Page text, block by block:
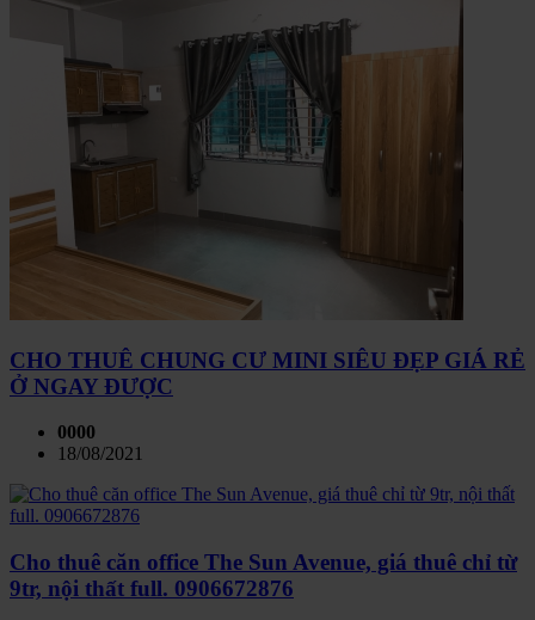
CHO THUÊ CHUNG CƯ MINI SIÊU ĐẸP GIÁ RẺ
Ở NGAY ĐƯỢC
0000
18/08/2021
Cho thuê căn office The Sun Avenue, giá thuê chỉ từ
9tr, nội thất full. 0906672876